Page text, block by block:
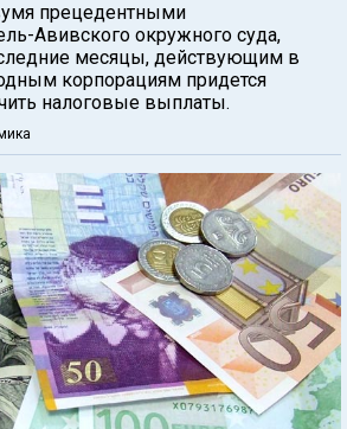
прецедентными
Авивского окружного суда,
месяцы, действующим в
корпорациям придется
налоговые выплаты.